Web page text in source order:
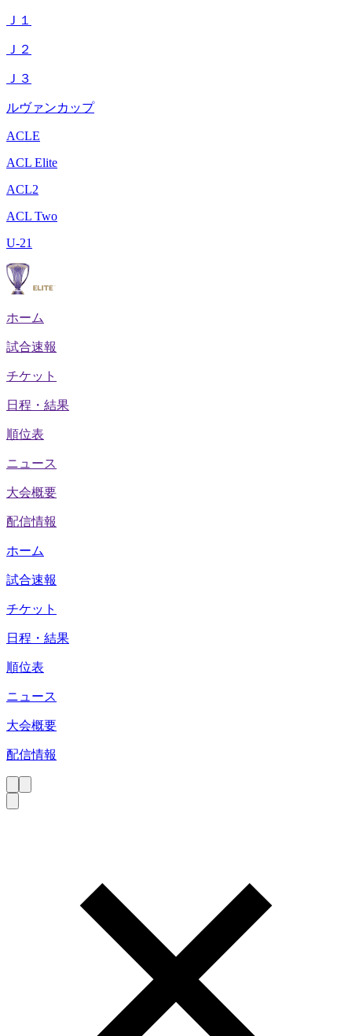
Ｊ１
Ｊ２
Ｊ３
ルヴァンカップ
ACLE
ACL Elite
ACL2
ACL Two
U-21
ホーム
試合速報
チケット
日程・結果
順位表
ニュース
大会概要
配信情報
ホーム
試合速報
チケット
日程・結果
順位表
ニュース
大会概要
配信情報